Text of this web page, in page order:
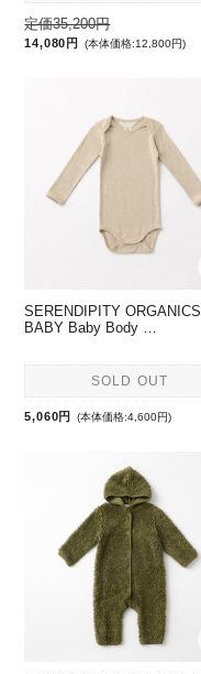
定価35,200円
14,080円 (本体価格:12,800円)
SERENDIPITY ORGANICS
BABY Baby Body …
SOLD OUT
5,060円 (本体価格:4,600円)